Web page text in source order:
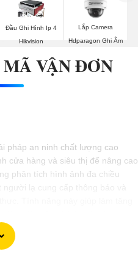
Đầu Ghi Hình Ip 4
Hikvision
Lắp Camera
Hdparagon Ghi Âm
VẬN ĐƠN
pháp an ninh chất lượng cao
cửa hàng và siêu thị để nâng cao
phân tích hình ảnh đa chiều
còn giúp quản lý nhân viên,
quả và tiện lợi.